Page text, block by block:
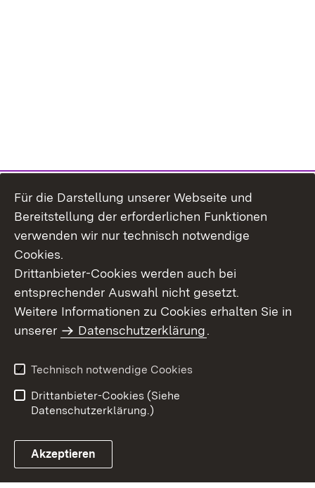
Benutzungshinweise
Erklärung zur
Für die Darstellung unserer Webseite und
Bereitstellung der erforderlichen Funktionen
verwenden wir nur technisch notwendige
Cookies.
Drittanbieter-Cookies werden auch bei
entsprechender Auswahl nicht gesetzt.
Weitere Informationen zu Cookies erhalten Sie in
unserer
Datenschutzerklärung.
Technisch notwendige Cookies
Drittanbieter-Cookies (Siehe
Datenschutzerklärung.)
Akzeptieren